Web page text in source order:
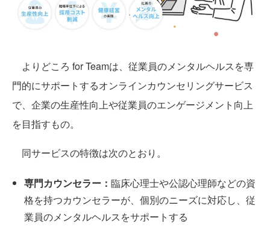
よりどころ for Teamは、従業員のメンタルヘルスを専
門的にサポートするオンラインカウンセリングサービス
で、企業の生産性向上や従業員のエンゲージメント向上
を目指すもの。
同サービスの特徴は次のとおり。
専門カウンセラー： 臨床心理士や公認心理師などの資
格を持つカウンセラーが、個別のニーズに対応し、従
業員のメンタルヘルスをサポートする